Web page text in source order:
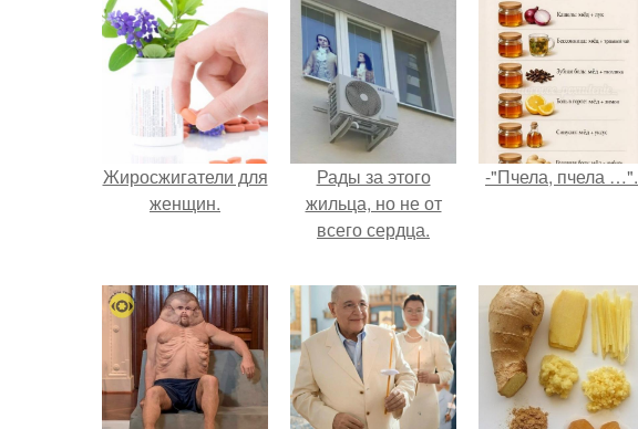
Жиросжигатели для
женщин.
Рады за этого
жильца, но не от
всего сердца.
-"Пчела, пчела …".